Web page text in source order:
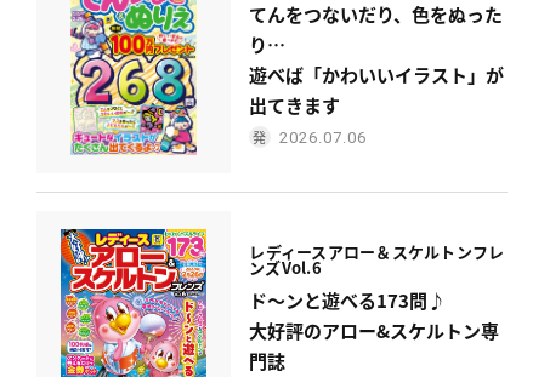
てんをつないだり、色をぬった
り…
遊べば「かわいいイラスト」が
出てきます
2026.07.06
レディースアロー＆スケルトンフレ
ンズVol.6
ド〜ンと遊べる173問♪
大好評のアロー&スケルトン専
門誌